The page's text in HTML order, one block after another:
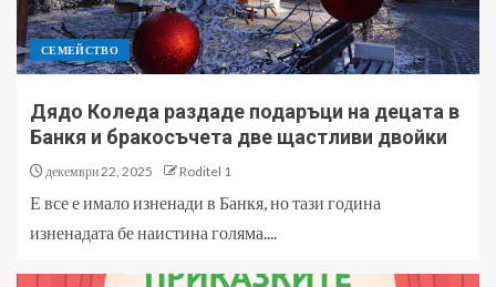
СЕМЕЙСТВО
Дядо Коледа раздаде подаръци на децата в
Банкя и бракосъчета две щастливи двойки
декември 22, 2025 Roditel 1
Е все е имало изненади в Банкя, но тази година
изненадата бе наистина голяма....